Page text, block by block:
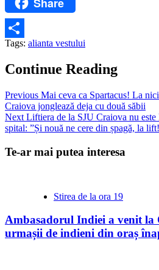
Facebook
Partajează
Tags: alianta vestului
Continue Reading
Previous Mai ceva ca Spartacus! La
Craiova jonglează deja cu două săbii
Next Liftiera de la SJU Craiova nu
spital: ”Și nouă ne cere din șpagă, la
Te-ar mai putea interesa
Stirea de la ora 19
Ambasadorul Indiei a venit la
urmașii de indieni din oraș